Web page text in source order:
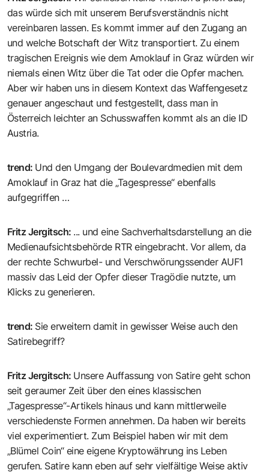
das würde sich mit unserem Berufsverständnis nicht
vereinbaren lassen. Es kommt immer auf den Zugang an
und welche Botschaft der Witz transportiert. Zu einem
tragischen Ereignis wie dem Amoklauf in Graz würden wir
niemals einen Witz über die Tat oder die Opfer machen.
Aber wir haben uns in diesem Kontext das Waffengesetz
genauer angeschaut und festgestellt, dass man in
Österreich leichter an Schusswaffen kommt als an die ID
Austria.
trend: Und den Umgang der Boulevardmedien mit dem
Amoklauf in Graz hat die „Tagespresse“ ebenfalls
aufgegriffen …
Fritz Jergitsch: ... und eine Sachverhaltsdarstellung an die
Medienaufsichtsbehörde RTR eingebracht. Vor allem, da
der rechte Schwurbel- und Verschwörungssender AUF1
massiv das Leid der Opfer dieser Tragödie nutzte, um
Klicks zu generieren.
trend: Sie erweitern damit in gewisser Weise auch den
Satirebegriff?
Fritz Jergitsch: Unsere Auffassung von Satire geht schon
seit geraumer Zeit über den eines klassischen
„Tagespresse“-Artikels hinaus und kann mittlerweile
verschiedenste Formen annehmen. Da haben wir bereits
viel experimentiert. Zum Beispiel haben wir mit dem
„Blümel Coin“ eine eigene Kryptowährung ins Leben
gerufen. Satire kann eben auf sehr vielfältige Weise aktiv